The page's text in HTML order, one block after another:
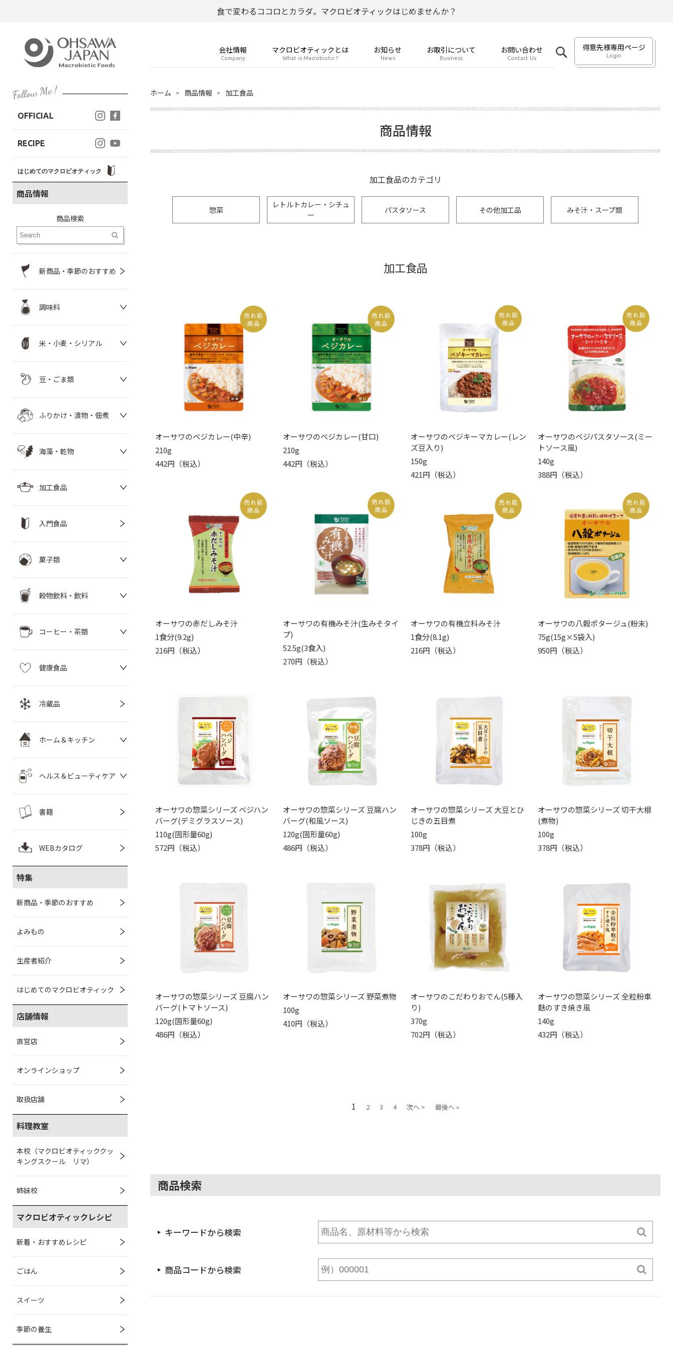
食で変わるココロとカラダ。マクロビオティックはじめませんか？
会社情報
Company
マクロビオティックとは
What is Macrobiotic ?
お知らせ
News
お取引について
Business
お問い合わせ
Contact Us
得意先様専用ページ
Login
OFFICIAL
RECIPE
はじめてのマクロビオティック
商品情報
商品検索
新商品・季節のおすすめ
調味料
米・小麦・シリアル
豆・ごま類
ふりかけ・漬物・佃煮
海藻・乾物
加工食品
入門食品
菓子類
穀物飲料・飲料
コーヒー・茶類
健康食品
冷蔵品
ホーム＆キッチン
ヘルス＆ビューティケア
書籍
WEBカタログ
特集
新商品・季節のおすすめ
よみもの
生産者紹介
はじめてのマクロビオティック
店舗情報
直営店
オンラインショップ
取扱店舗
料理教室
本校（マクロビオティッククッ
キングスクール リマ）
姉妹校
マクロビオティックレシピ
新着・おすすめレシピ
ごはん
スイーツ
季節の養生
ホーム 商品情報 加工食品
商品情報
加工食品のカテゴリ
惣菜
レトルトカレー・シチュ
ー
パスタソース その他加工品 みそ汁・スープ類
加工食品
オーサワのベジカレー(中辛)
210g
442円（税込）
オーサワのベジカレー(甘口)
210g
442円（税込）
オーサワのベジキーマカレー(レン
ズ豆入り)
150g
421円（税込）
オーサワのベジパスタソース(ミー
トソース風)
140g
388円（税込）
オーサワの赤だしみそ汁
1食分(9.2g)
216円（税込）
オーサワの有機みそ汁(生みそタイ
プ)
52.5g(3食入)
270円（税込）
オーサワの有機立科みそ汁
1食分(8.1g)
216円（税込）
オーサワの八穀ポタージュ(粉末)
75g(15g×5袋入)
950円（税込）
オーサワの惣菜シリーズ ベジハン
バーグ(デミグラスソース)
110g(固形量60g)
572円（税込）
オーサワの惣菜シリーズ 豆腐ハン
バーグ(和風ソース)
120g(固形量60g)
486円（税込）
オーサワの惣菜シリーズ 大豆とひ
じきの五目煮
100g
378円（税込）
オーサワの惣菜シリーズ 切干大根
(煮物)
100g
378円（税込）
オーサワの惣菜シリーズ 豆腐ハン
バーグ(トマトソース)
120g(固形量60g)
486円（税込）
オーサワの惣菜シリーズ 野菜煮物
100g
410円（税込）
オーサワのこだわりおでん(5種入
り)
370g
702円（税込）
オーサワの惣菜シリーズ 全粒粉車
麩のすき焼き風
140g
432円（税込）
1 2 3 4 次へ > 最後へ »
商品検索
キーワードから検索
商品コードから検索